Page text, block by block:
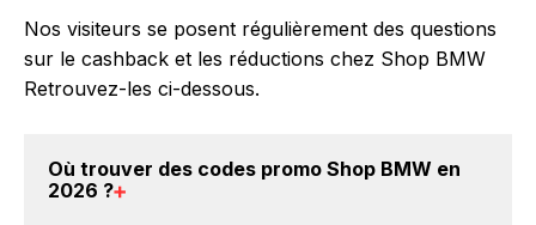
Nos visiteurs se posent régulièrement des questions
sur le cashback et les réductions chez Shop BMW
Retrouvez-les ci-dessous.
Où trouver des codes promo Shop BMW en
2026 ?